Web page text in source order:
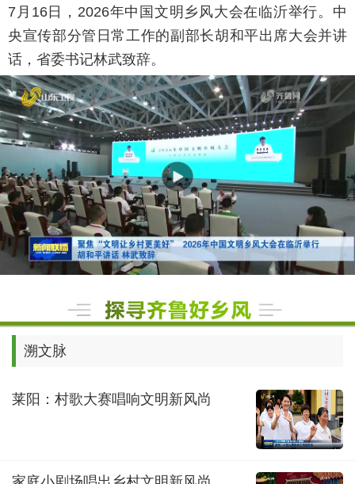
7月16日，2026年中国文明乡风大会在临沂举行。中
央宣传部分管日常工作的副部长胡和平出席大会并讲
话，省委书记林武致辞。
溯文脉
莱阳：村歌大赛唱响文明新风尚